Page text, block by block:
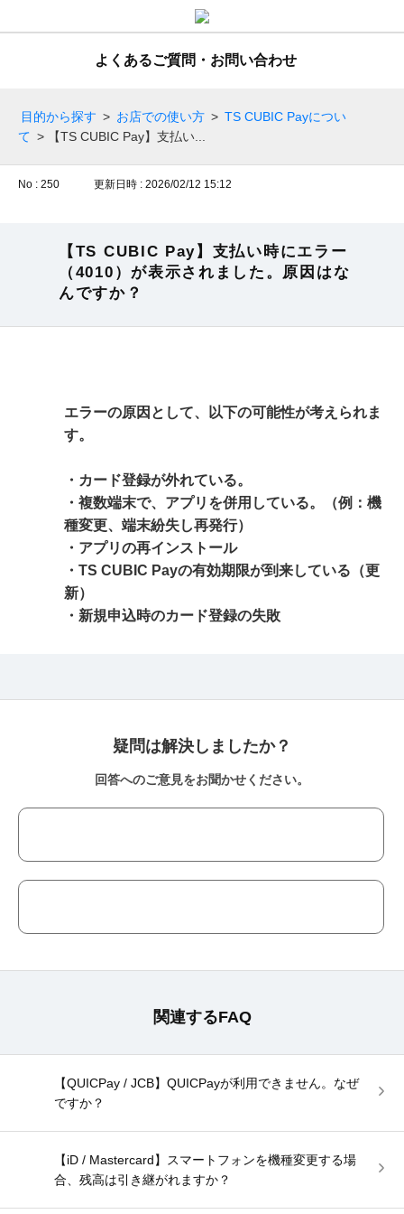
よくあるご質問・お問い合わせ
目的から探す > お店での使い方 > TS CUBIC Payについ
て > 【TS CUBIC Pay】支払い...
No : 250 更新日時 : 2026/02/12 15:12
【TS CUBIC Pay】支払い時にエラー
（4010）が表示されました。原因はな
んですか？
エラーの原因として、以下の可能性が考えられま
す。
・カード登録が外れている。
・複数端末で、アプリを併用している。（例：機
種変更、端末紛失し再発行）
・アプリの再インストール
・TS CUBIC Payの有効期限が到来している（更
新）
・新規申込時のカード登録の失敗
疑問は解決しましたか？
回答へのご意見をお聞かせください。
関連するFAQ
【QUICPay / JCB】QUICPayが利用できません。なぜ
ですか？
【iD / Mastercard】スマートフォンを機種変更する場
合、残高は引き継がれますか？